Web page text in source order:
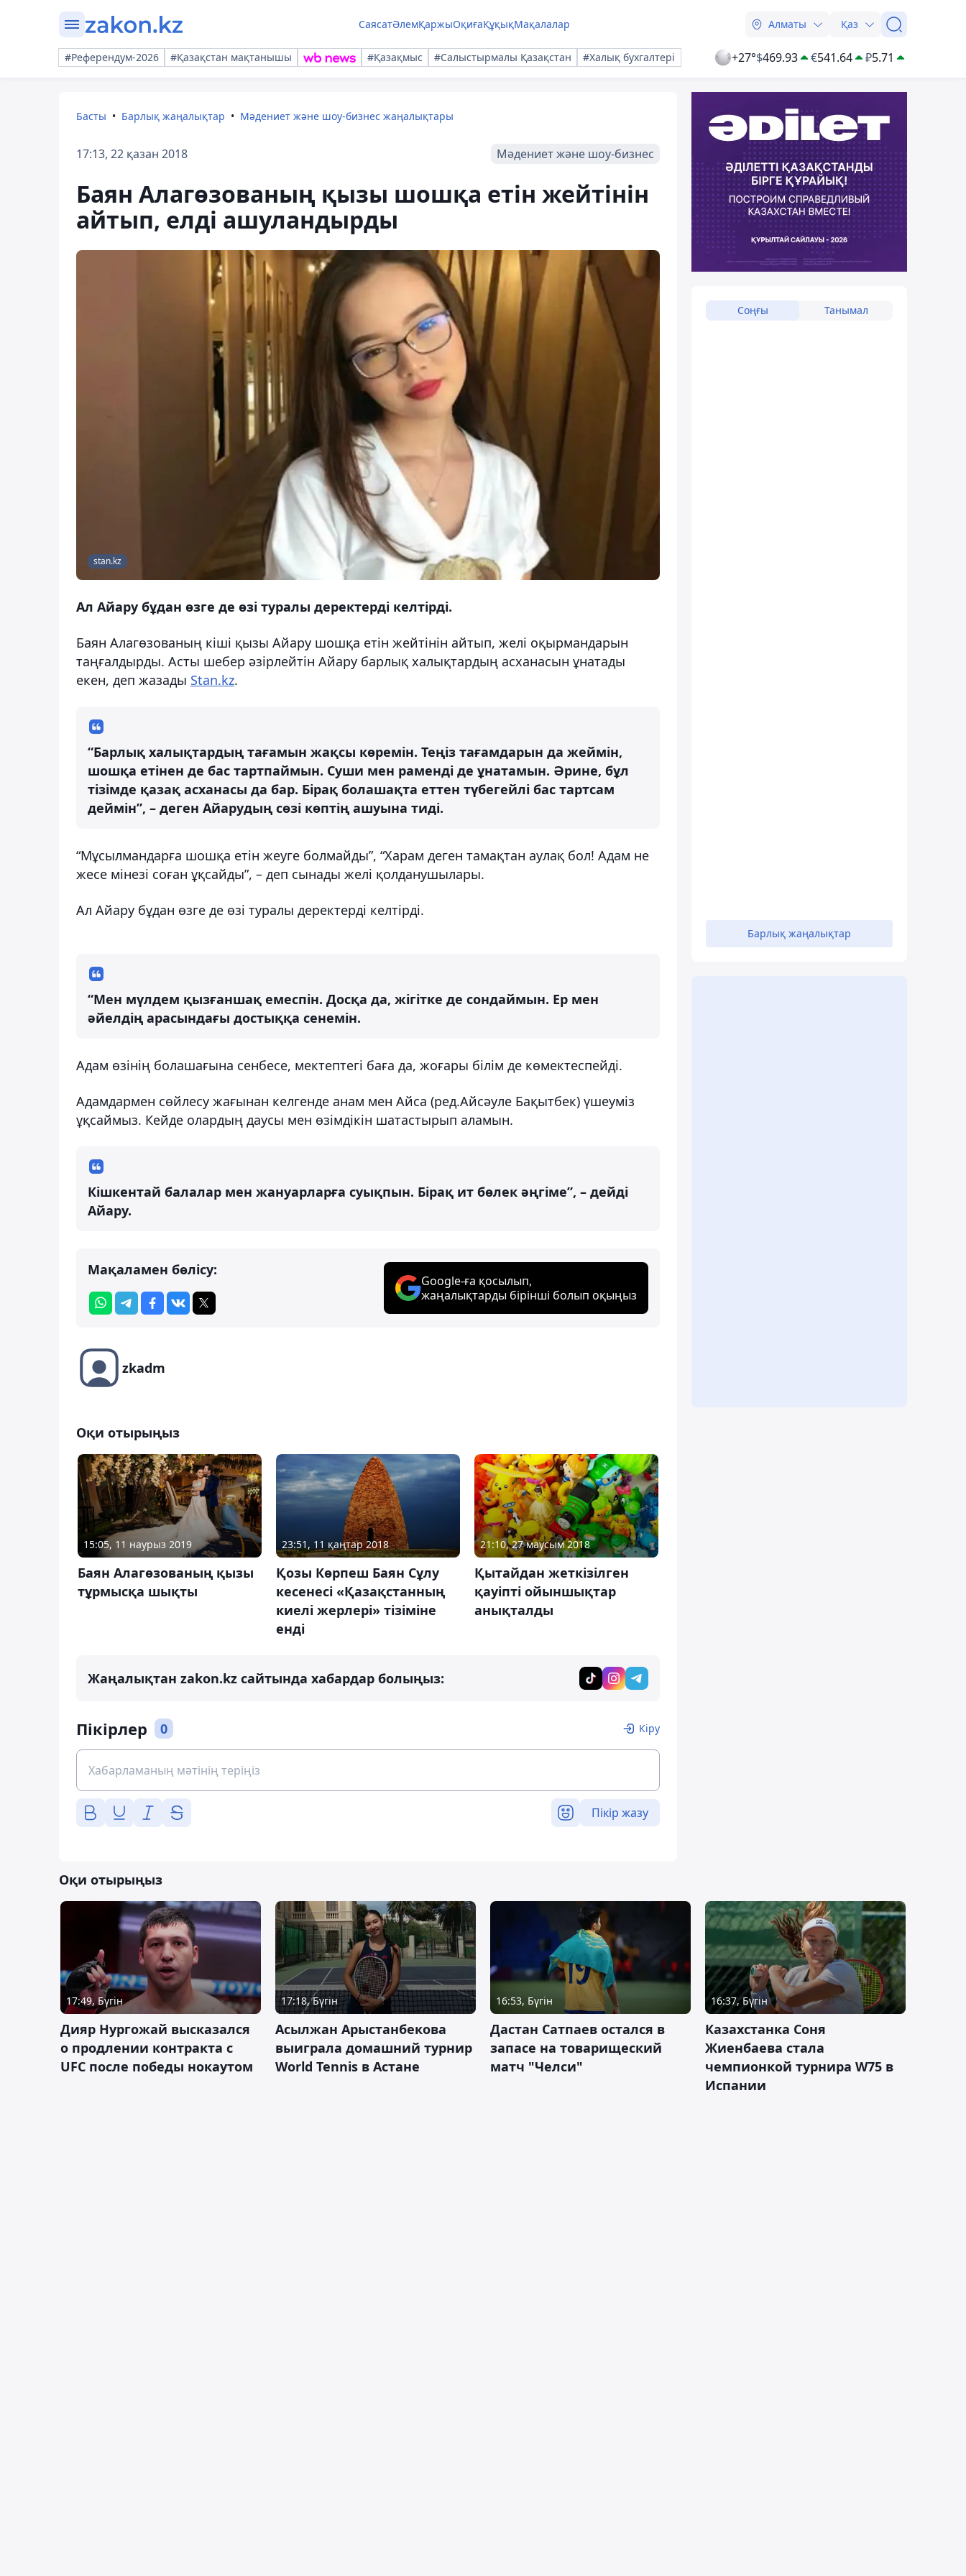
СаясатӘлемҚаржыОқиғаҚұқықМақалалар Алматы Қаз
#Референдум-2026 #Қазақстан мақтанышы #Қазақмыс #Салыстырмалы Қазақстан #Халық бухгалтері +27°$469.93 €541.64 ₽5.71
Басты Барлық жаңалықтар Мәдениет және шоу-бизнес жаңалықтары
17:13, 22 қазан 2018 Мәдениет және шоу-бизнес
Баян Алагөзованың қызы шошқа етін жейтінін
айтып, елді ашуландырды
stan.kz
Ал Айару бұдан өзге де өзі туралы деректерді келтірді.
Баян Алагөзованың кіші қызы Айару шошқа етін жейтінін айтып, желі оқырмандарын
таңғалдырды. Асты шебер әзірлейтін Айару барлық халықтардың асханасын ұнатады
екен, деп жазады Stan.kz.
“Барлық халықтардың тағамын жақсы көремін. Теңіз тағамдарын да жеймін,
шошқа етінен де бас тартпаймын. Суши мен раменді де ұнатамын. Әрине, бұл
тізімде қазақ асханасы да бар. Бірақ болашақта еттен түбегейлі бас тартсам
деймін”, – деген Айарудың сөзі көптің ашуына тиді.
“Мұсылмандарға шошқа етін жеуге болмайды”, “Харам деген тамақтан аулақ бол! Адам не
жесе мінезі соған ұқсайды”, – деп сынады желі қолданушылары.
Ал Айару бұдан өзге де өзі туралы деректерді келтірді.
“Мен мүлдем қызғаншақ емеспін. Досқа да, жігітке де сондаймын. Ер мен
әйелдің арасындағы достыққа сенемін.
Адам өзінің болашағына сенбесе, мектептегі баға да, жоғары білім де көмектеспейді.
Адамдармен сөйлесу жағынан келгенде анам мен Айса (ред.Айсәуле Бақытбек) үшеуміз
ұқсаймыз. Кейде олардың даусы мен өзімдікін шатастырып аламын.
Кішкентай балалар мен жануарларға суықпын. Бірақ ит бөлек әңгіме”, – дейді
Айару.
Мақаламен бөлісу:
Google-ға қосылып,
жаңалықтарды бірінші болып оқыңыз
zkadm
Оқи отырыңыз
15:05, 11 наурыз 2019
Баян Алагөзованың қызы
тұрмысқа шықты
23:51, 11 қаңтар 2018
Қозы Көрпеш Баян Сұлу
кесенесі «Қазақстанның
киелі жерлері» тізіміне
енді
21:10, 27 маусым 2018
Қытайдан жеткізілген
қауіпті ойыншықтар
анықталды
Жаңалықтан zakon.kz сайтында хабардар болыңыз:
Пікірлер 0 Кіру
Пікір жазу
Соңғы Танымал
Барлық жаңалықтар
Оқи отырыңыз
17:49, Бүгін
Дияр Нургожай высказался
о продлении контракта с
UFC после победы нокаутом
17:18, Бүгін
Асылжан Арыстанбекова
выиграла домашний турнир
World Tennis в Астане
16:53, Бүгін
Дастан Сатпаев остался в
запасе на товарищеский
матч "Челси"
16:37, Бүгін
Казахстанка Соня
Жиенбаева стала
чемпионкой турнира W75 в
Испании